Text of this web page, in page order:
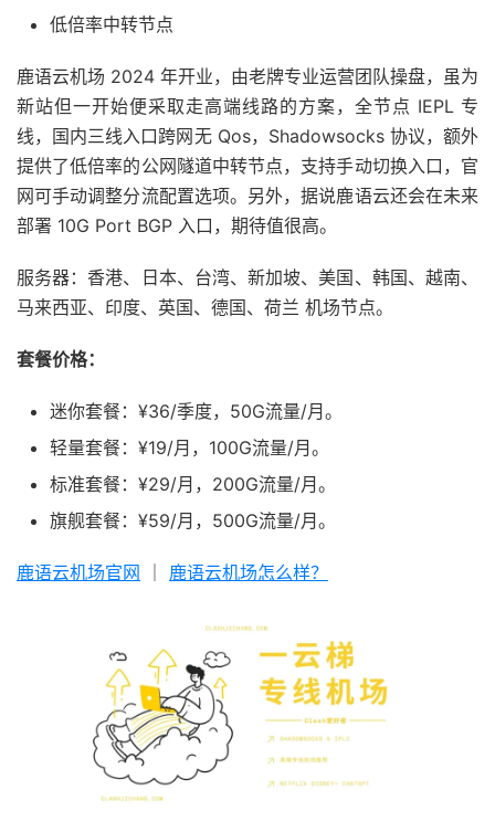
低倍率中转节点
鹿语云机场 2024 年开业，由老牌专业运营团队操盘，虽为
新站但一开始便采取走高端线路的方案，全节点 IEPL 专
线，国内三线入口跨网无 Qos，Shadowsocks 协议，额外
提供了低倍率的公网隧道中转节点，支持手动切换入口，官
网可手动调整分流配置选项。另外，据说鹿语云还会在未来
部署 10G Port BGP 入口，期待值很高。
服务器：香港、日本、台湾、新加坡、美国、韩国、越南、
马来西亚、印度、英国、德国、荷兰 机场节点。
套餐价格：
迷你套餐：¥36/季度，50G流量/月。
轻量套餐：¥19/月，100G流量/月。
标准套餐：¥29/月，200G流量/月。
旗舰套餐：¥59/月，500G流量/月。
鹿语云机场官网 鹿语云机场怎么样？